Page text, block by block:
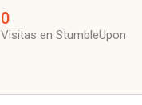
0
Visitas en StumbleUpon